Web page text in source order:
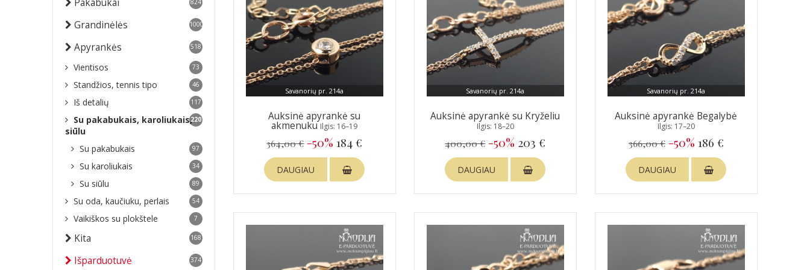
Grandinėlės 1000
Apyrankės 518
Vientisos 73
Standžios, tennis tipo 46
Iš detalių 117
Su pakabukais, karoliukais,
siūlu
220
Su pakabukais 97
Su karoliukais 34
Su siūlu 89
Su oda, kaučiuku, perlais 54
Vaikiškos su plokštele 7
Kita 168
Išparduotuvė 374
Savanorių pr. 214a
Auksinė apyrankė su
akmenukuIlgis: 16–19
364,00 € -50% 184 €
DAUGIAU
Savanorių pr. 214a
Auksinė apyrankė su Kryželiu
Ilgis: 18–20
400,00 € -50% 203 €
DAUGIAU
Savanorių pr. 214a
Auksinė apyrankė Begalybė
Ilgis: 17–20
366,00 € -50% 186 €
DAUGIAU